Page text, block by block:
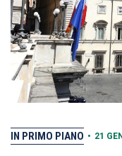
IN PRIMO PIANO • 21